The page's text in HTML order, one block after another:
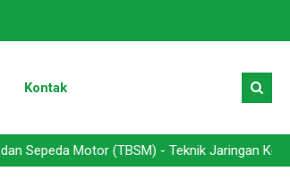
Kontak
Motor (TBSM) - Teknik Jaringan